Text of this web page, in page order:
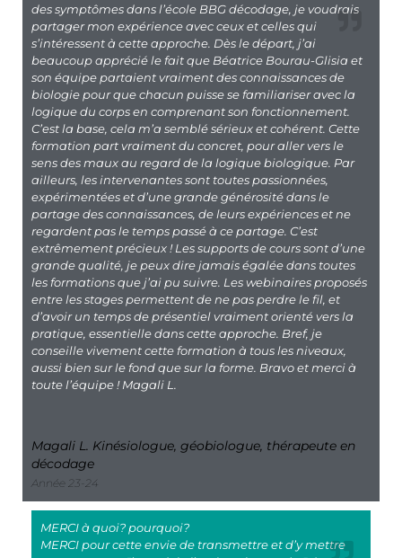
des symptômes dans l’école BBG décodage, je voudrais
partager mon expérience avec ceux et celles qui
s’intéressent à cette approche. Dès le départ, j’ai
beaucoup apprécié le fait que Béatrice Bourau-Glisia et
son équipe partaient vraiment des connaissances de
biologie pour que chacun puisse se familiariser avec la
logique du corps en comprenant son fonctionnement.
C’est la base, cela m’a semblé sérieux et cohérent. Cette
formation part vraiment du concret, pour aller vers le
sens des maux au regard de la logique biologique. Par
ailleurs, les intervenantes sont toutes passionnées,
expérimentées et d’une grande générosité dans le
partage des connaissances, de leurs expériences et ne
regardent pas le temps passé à ce partage. C’est
extrêmement précieux ! Les supports de cours sont d’une
grande qualité, je peux dire jamais égalée dans toutes
les formations que j’ai pu suivre. Les webinaires proposés
entre les stages permettent de ne pas perdre le fil, et
d’avoir un temps de présentiel vraiment orienté vers la
pratique, essentielle dans cette approche. Bref, je
conseille vivement cette formation à tous les niveaux,
aussi bien sur le fond que sur la forme. Bravo et merci à
toute l’équipe ! Magali L.
Magali L. Kinésiologue, géobiologue, thérapeute en
décodage
Année 23-24
MERCI à quoi? pourquoi?
MERCI pour cette envie de transmettre et d’y mettre